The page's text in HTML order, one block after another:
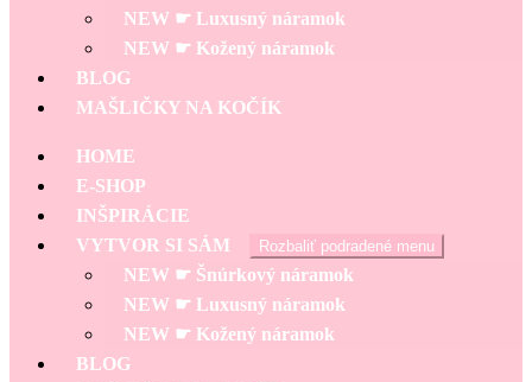
NEW ☛ Luxusný náramok
NEW ☛ Kožený náramok
BLOG
MAŠLIČKY NA KOČÍK
HOME
E-SHOP
INŠPIRÁCIE
VYTVOR SI SÁM
Rozbaliť podradené menu
NEW ☛ Šnúrkový náramok
NEW ☛ Luxusný náramok
NEW ☛ Kožený náramok
BLOG